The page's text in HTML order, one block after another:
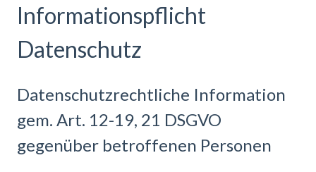
Informationspflicht
Datenschutz
Datenschutzrechtliche Information
gem. Art. 12-19, 21 DSGVO
gegenüber betroffenen Personen